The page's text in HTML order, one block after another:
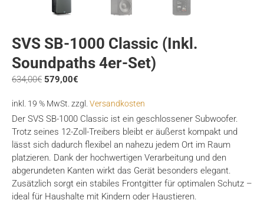
SVS SB-1000 Classic (inkl.
Soundpaths 4er-Set)
634,00€ Ursprünglicher
war:
634,00€
579,00€
ist:
579,00€.
inkl. 19 % MwSt. zzgl. Versandkosten
Der SVS SB-1000 Classic ist ein geschlossener Subwoofer.
Trotz seines 12-Zoll-Treibers bleibt er äußerst kompakt und
lässt sich dadurch flexibel an nahezu jedem Ort im Raum
platzieren. Dank der hochwertigen Verarbeitung und den
abgerundeten Kanten wirkt das Gerät besonders elegant.
Zusätzlich sorgt ein stabiles Frontgitter für optimalen Schutz –
ideal für Haushalte mit Kindern oder Haustieren.